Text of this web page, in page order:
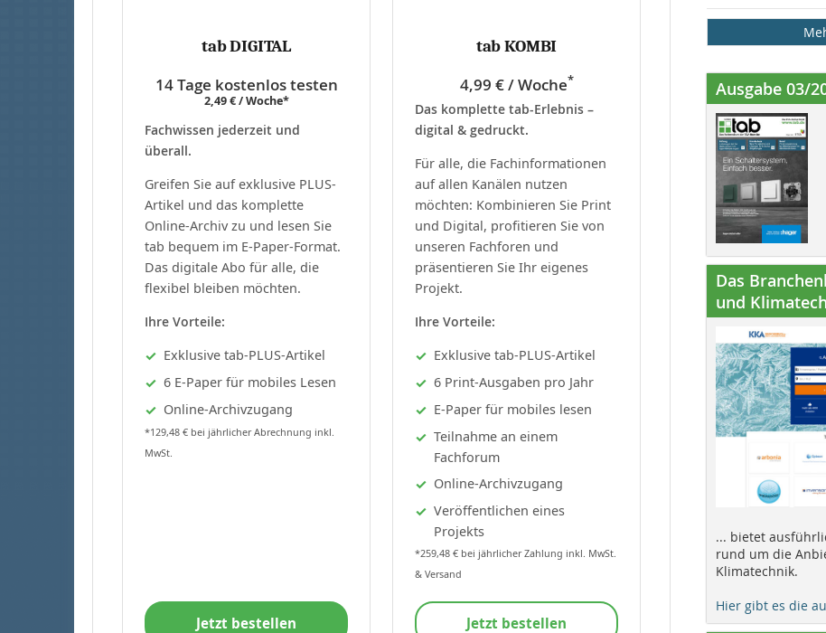
tab DIGITAL
14 Tage kostenlos testen
2,49 € / Woche*
Fachwissen jederzeit und
überall.
Greifen Sie auf exklusive PLUS-
Artikel und das komplette
Online-Archiv zu und lesen Sie
tab bequem im E-Paper-Format.
Das digitale Abo für alle, die
flexibel bleiben möchten.
Ihre Vorteile:
Exklusive tab-PLUS-Artikel
6 E-Paper für mobiles Lesen
Online-Archivzugang
*129,48 € bei jährlicher Abrechnung inkl.
MwSt.
Jetzt bestellen
tab KOMBI
4,99 € / Woche*
Das komplette tab-Erlebnis –
digital & gedruckt.
Für alle, die Fachinformationen
auf allen Kanälen nutzen
möchten: Kombinieren Sie Print
und Digital, profitieren Sie von
unseren Fachforen und
präsentieren Sie Ihr eigenes
Projekt.
Ihre Vorteile:
Exklusive tab-PLUS-Artikel
6 Print-Ausgaben pro Jahr
E-Paper für mobiles lesen
Teilnahme an einem
Fachforum
Online-Archivzugang
Veröffentlichen eines
Projekts
*259,48 € bei jährlicher Zahlung inkl. MwSt.
& Versand
Jetzt bestellen
Ausgabe 03/
Das
und
... bietet
rund um die
Klimatechnik.
Hier gibt es die